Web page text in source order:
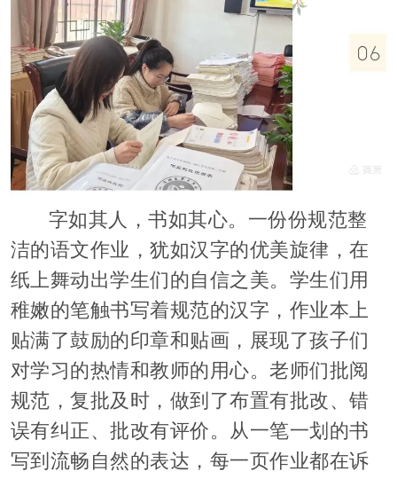
字如其人，书如其心。一份份规范整
洁的语文作业，犹如汉字的优美旋律，在
纸上舞动出学生们的自信之美。学生们用
稚嫩的笔触书写着规范的汉字，作业本上
贴满了鼓励的印章和贴画，展现了孩子们
对学习的热情和教师的用心。老师们批阅
规范，复批及时，做到了布置有批改、错
误有纠正、批改有评价。从一笔一划的书
写到流畅自然的表达，每一页作业都在诉